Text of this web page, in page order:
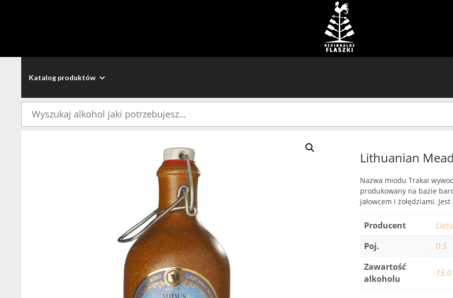
Katalog produktów
Lithuanian
Nazwa miodu Trakai
produkowany na bazie
jałowcem i żołędziami.
Producent
Poj.
0.5
Zawartość
alkoholu
15.0